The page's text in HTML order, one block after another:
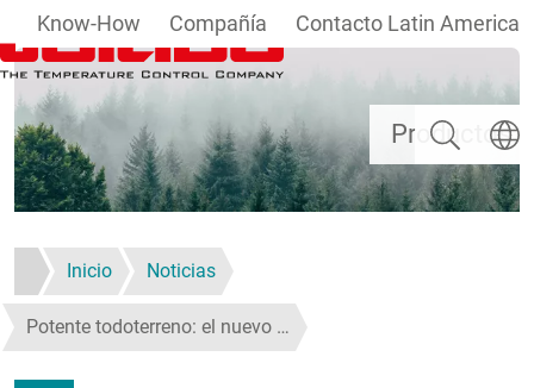
Pasar al contenido principal
Productos
Know-How Compañía Contacto Latin America
Buscar
Inicio Noticias
Potente todoterreno: el nuevo …